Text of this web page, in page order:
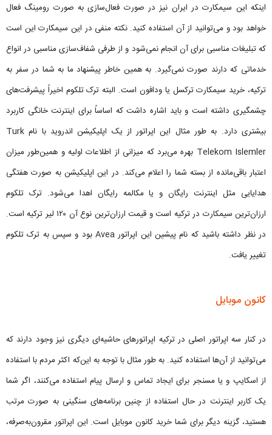
اینکه این سیمکارت در ایران نیز در صورت فعال‌سازی به صورت رومینگ فعال
خواهد بود و می‌توانید از آن استفاده کنید. نکته منفی در این سیمکارت این است
که تبلیغات مناسبی برای آن انجام نمی‌شود و از طرفی شفاف‌سازی مناسبی در انواع
خدماتی که دارند صورت نمی‌گیرد. به همین خاطر پیشنهاد ما به شما در سفر به
ترکیه، خرید سیمکارت ترکسل یا ودافون است. البته ترک تلکوم اخیراً پیشرفت‌های
چشمگیری داشته است و باید اشاره داشت که اساساً برای اینترنت خانگی کاربرد
بیشتری دارد. به طور مثال این اپراتور از یک اپلیکیشن اندروید با نام Turk
Telekom Islemler بهره می‌برد که میزانی از اطلاعات اولیه و همین‌طور میزان
اعتبار باقی‌مانده از بسته شما را اعلام می‌کند. در این اپلیکیشن به صورت هفتگی
هدایایی مثل اینترنت رایگان و یا مکالمه رایگان اهدا می‌شود. ترک تلکوم
ارزان‌ترین سیمکارت در ترکیه است و قیمت ارزان‌ترین نوع آن ۱۲۰ لیر ترکیه است.
در نظر داشته باشید که نام پیشین این اپراتور Avea بود و سپس به ترک تلکوم
تغییر یافت.
کانون موبایل
در کنار سه اپراتور اصلی در ترکیه اپراتورهای حاشیه‌ای دیگری نیز وجود دارند که
می‌توانید از آن‌ها استفاده کنید. به طور مثال با توجه به این‌که اکثر مردم با استفاده
از اسکایپ و یا مسنجر برای ایجاد تماس و ارسال پیام استفاده می‌کنند، اگر شما
یک کاربر اینترنت در حال استفاده از چنین برنامه‌های سنگینی به صورت مرتب
هستید، گزینه دیگر برای شما خرید کانون موبایل است. این اپراتور مقرون‌به‌صرفه،